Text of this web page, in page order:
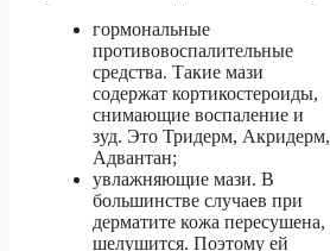
гормональные
противовоспалительные
средства. Такие мази
содержат кортикостероиды,
снимающие воспаление и
зуд. Это Тридерм, Акридерм,
Адвантан;
увлажняющие мази. В
большинстве случаев при
дерматите кожа пересушена,
шелушится. Поэтому ей